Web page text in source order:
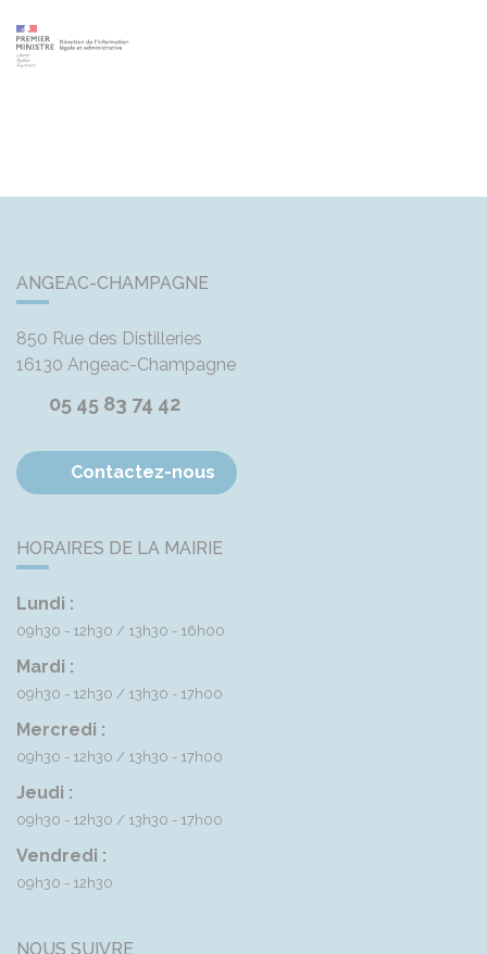
ANGEAC-CHAMPAGNE
850 Rue des Distilleries
16130 Angeac-Champagne
05 45 83 74 42
Contactez-nous
HORAIRES DE LA MAIRIE
Lundi :
09h30 - 12h30 13h30 - 16h00
Mardi :
09h30 - 12h30 13h30 - 17h00
Mercredi :
09h30 - 12h30 13h30 - 17h00
Jeudi :
09h30 - 12h30 13h30 - 17h00
Vendredi :
09h30 - 12h30
NOUS SUIVRE